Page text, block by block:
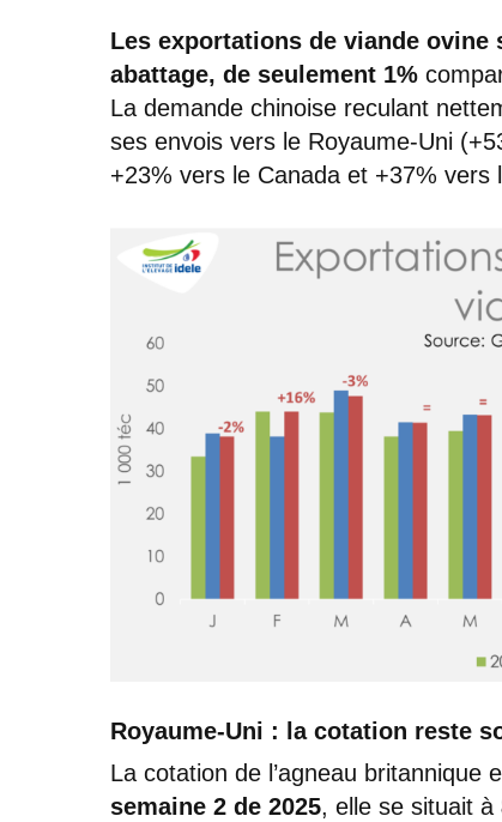
Les exportations de viande ovine
abattage, de seulement 1%
La demande chinoise reculant
ses envois vers le Royaume-Uni
+23% vers le Canada et +37% vers
Royaume-Uni : la cotation reste
La cotation de l’agneau britannique
semaine 2 de 2025, elle se situait à